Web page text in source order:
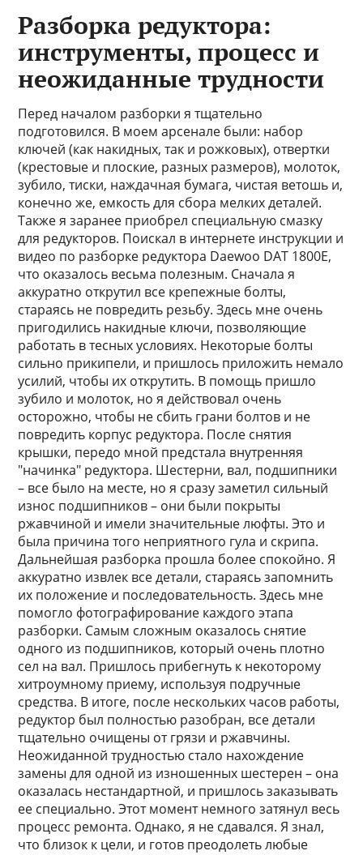
Разборка редуктора:
инструменты, процесс и
неожиданные трудности
Перед началом разборки я тщательно
подготовился. В моем арсенале были: набор
ключей (как накидных, так и рожковых), отвертки
(крестовые и плоские, разных размеров), молоток,
зубило, тиски, наждачная бумага, чистая ветошь и,
конечно же, емкость для сбора мелких деталей.
Также я заранее приобрел специальную смазку
для редукторов. Поискал в интернете инструкции и
видео по разборке редуктора Daewoo DAT 1800E,
что оказалось весьма полезным. Сначала я
аккуратно открутил все крепежные болты,
стараясь не повредить резьбу. Здесь мне очень
пригодились накидные ключи, позволяющие
работать в тесных условиях. Некоторые болты
сильно прикипели, и пришлось приложить немало
усилий, чтобы их открутить. В помощь пришло
зубило и молоток, но я действовал очень
осторожно, чтобы не сбить грани болтов и не
повредить корпус редуктора. После снятия
крышки, передо мной предстала внутренняя
"начинка" редуктора. Шестерни, вал, подшипники
– все было на месте, но я сразу заметил сильный
износ подшипников – они были покрыты
ржавчиной и имели значительные люфты. Это и
была причина того неприятного гула и скрипа.
Дальнейшая разборка прошла более спокойно. Я
аккуратно извлек все детали, стараясь запомнить
их положение и последовательность. Здесь мне
помогло фотографирование каждого этапа
разборки. Самым сложным оказалось снятие
одного из подшипников, который очень плотно
сел на вал. Пришлось прибегнуть к некоторому
хитроумному приему, используя подручные
средства. В итоге, после нескольких часов работы,
редуктор был полностью разобран, все детали
тщательно очищены от грязи и ржавчины.
Неожиданной трудностью стало нахождение
замены для одной из изношенных шестерен – она
оказалась нестандартной, и пришлось заказывать
ее специально. Этот момент немного затянул весь
процесс ремонта. Однако, я не сдавался. Я знал,
что близок к цели, и готов преодолеть любые